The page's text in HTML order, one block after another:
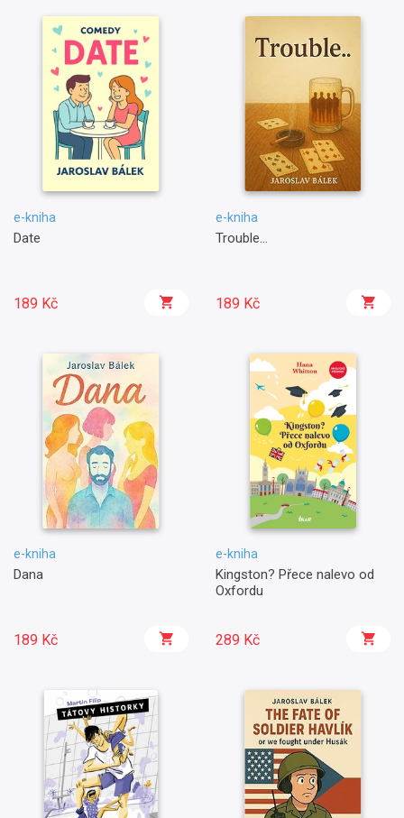
e-kniha
Date
189 Kč
e-kniha
Trouble...
189 Kč
e-kniha
Dana
189 Kč
e-kniha
Kingston? Přece nalevo od
Oxfordu
289 Kč